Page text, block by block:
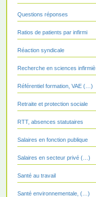
Questions réponses
Ratios de patients par infirmi
Réaction syndicale
Recherche en sciences infirmiè
Référentiel formation, VAE (…)
Retraite et protection sociale
RTT, absences statutaires
Salaires en fonction publique
Salaires en secteur privé (…)
Santé au travail
Santé environnementale, (…)